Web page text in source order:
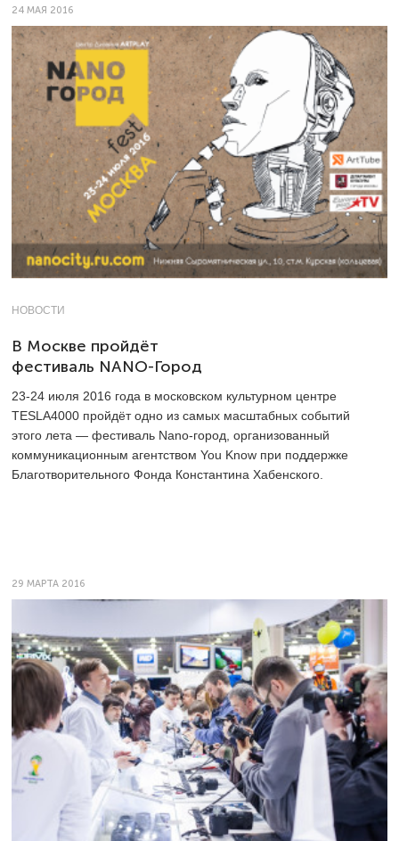
24 МАЯ 2016
НОВОСТИ
В Москве пройдёт
фестиваль NANO-Город
23-24 июля 2016 года в московском культурном центре
TESLA4000 пройдёт одно из самых масштабных событий
этого лета — фестиваль Nano-город, организованный
коммуникационным агентством You Know при поддержке
Благотворительного Фонда Константина Хабенского.
29 МАРТА 2016